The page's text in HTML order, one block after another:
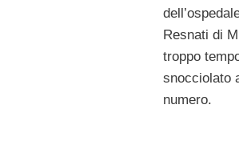
Resnati di
troppo
snocciolato
numero.